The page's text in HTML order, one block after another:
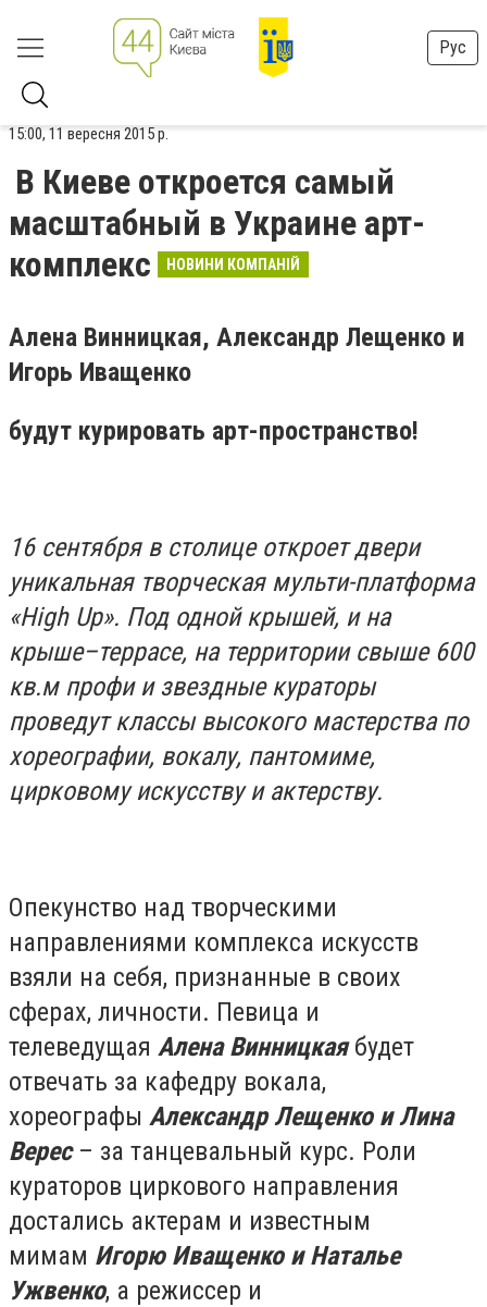
Рус
15:00, 11 вересня 2015 р.
В Киеве откроется самый
масштабный в Украине арт-
комплекс
НОВИНИ КОМПАНІЙ
Алена Винницкая, Александр Лещенко и
Игорь Иващенко
будут курировать арт-пространство!
16 сентября в столице откроет двери
уникальная творческая мульти-платформа
«High Up». Под одной крышей, и на
крыше–террасе, на территории свыше 600
кв.м профи и звездные кураторы
проведут классы высокого мастерства по
хореографии, вокалу, пантомиме,
цирковому искусству и актерству.
Опекунство над творческими
направлениями комплекса искусств
взяли на себя, признанные в своих
сферах, личности. Певица и
телеведущая Алена Винницкаябудет
отвечать за кафедру вокала,
хореографы Александр Лещенко и Лина
Верес– за танцевальный курс. Роли
кураторов циркового направления
достались актерам и известным
мимам Игорю Иващенко и Наталье
Ужвенко, а режиссер и